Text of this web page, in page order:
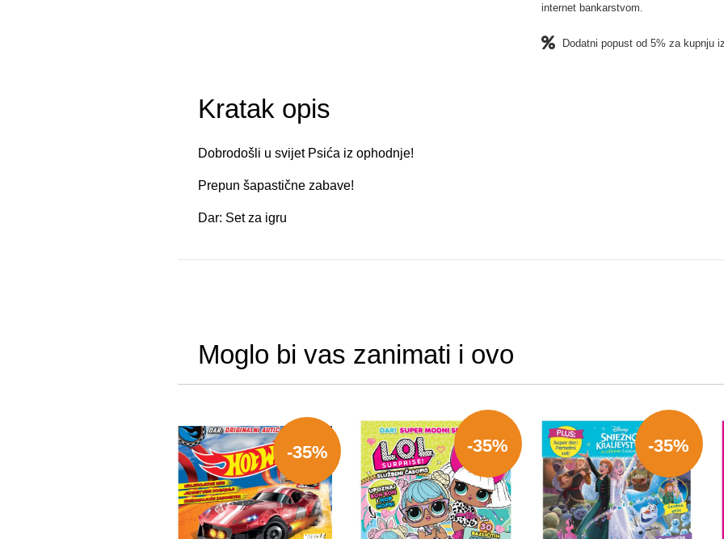
internet bankarstvom.
Dodatni popust od 5% za kupnju
Kratak opis
Dobrodošli u svijet Psića iz ophodnje!
Prepun šapastične zabave!
Dar: Set za igru
Moglo bi vas zanimati i ovo
-35% -35% -35%